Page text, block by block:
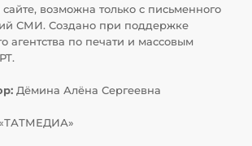
возможна только с письменного
СМИ. Создано при поддержке
агентства по печати и массовым
Дёмина Алёна Сергеевна